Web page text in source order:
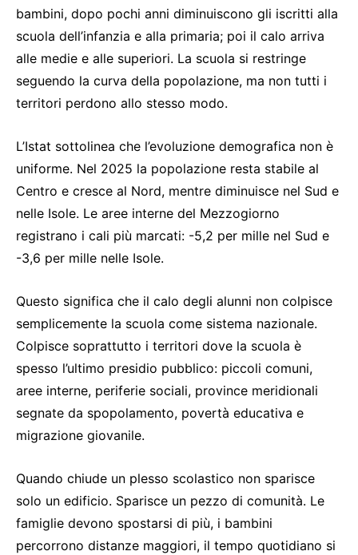
bambini, dopo pochi anni diminuiscono gli iscritti alla
scuola dell’infanzia e alla primaria; poi il calo arriva
alle medie e alle superiori. La scuola si restringe
seguendo la curva della popolazione, ma non tutti i
territori perdono allo stesso modo.
L’Istat sottolinea che l’evoluzione demografica non è
uniforme. Nel 2025 la popolazione resta stabile al
Centro e cresce al Nord, mentre diminuisce nel Sud e
nelle Isole. Le aree interne del Mezzogiorno
registrano i cali più marcati: -5,2 per mille nel Sud e
-3,6 per mille nelle Isole.
Questo significa che il calo degli alunni non colpisce
semplicemente la scuola come sistema nazionale.
Colpisce soprattutto i territori dove la scuola è
spesso l’ultimo presidio pubblico: piccoli comuni,
aree interne, periferie sociali, province meridionali
segnate da spopolamento, povertà educativa e
migrazione giovanile.
Quando chiude un plesso scolastico non sparisce
solo un edificio. Sparisce un pezzo di comunità. Le
famiglie devono spostarsi di più, i bambini
percorrono distanze maggiori, il tempo quotidiano si